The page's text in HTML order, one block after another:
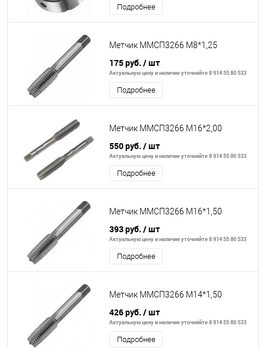
Подробнее
Метчик ММСП3266 М8*1,25
175 руб. / шт
Актуальную цену и наличие уточняйте 8 914 55 80 533
Подробнее
Метчик ММСП3266 М16*2,00
550 руб. / шт
Актуальную цену и наличие уточняйте 8 914 55 80 533
Подробнее
Метчик ММСП3266 М16*1,50
393 руб. / шт
Актуальную цену и наличие уточняйте 8 914 55 80 533
Подробнее
Метчик ММСП3266 М14*1,50
426 руб. / шт
Актуальную цену и наличие уточняйте 8 914 55 80 533
Подробнее